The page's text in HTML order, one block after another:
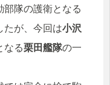
部隊の護衛となる
たが、今回は小沢
なる栗田艦隊の一